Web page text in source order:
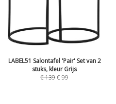
LABEL51 Salontafel 'Pair' Set van 2
stuks, kleur Grijs
€139€99